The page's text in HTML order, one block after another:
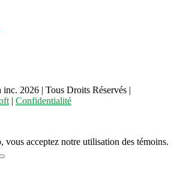
inc. 2026 | Tous Droits Réservés |
| Confidentialité
vous acceptez notre utilisation des témoins.